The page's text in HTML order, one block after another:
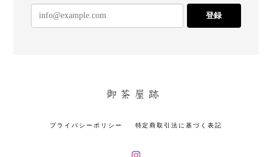
登録
プライバシーポリシー 特定商取引法に基づく表記